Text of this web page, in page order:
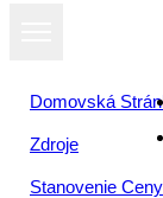
Domovská
Zdroje
Stanovenie Ceny